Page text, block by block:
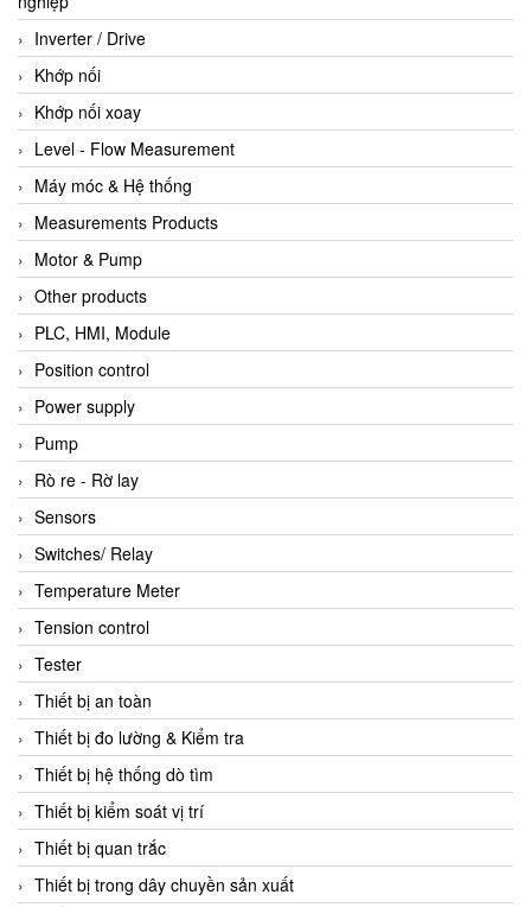
Inverter / Drive
Khớp nối
Khớp nối xoay
Level - Flow Measurement
Máy móc & Hệ thống
Measurements Products
Motor & Pump
Other products
PLC, HMI, Module
Position control
Power supply
Pump
Rò re - Rờ lay
Sensors
Switches/ Relay
Temperature Meter
Tension control
Tester
Thiết bị an toàn
Thiết bị đo lường & Kiểm tra
Thiết bị hệ thống dò tìm
Thiết bị kiểm soát vị trí
Thiết bị quan trắc
Thiết bị trong dây chuyền sản xuất